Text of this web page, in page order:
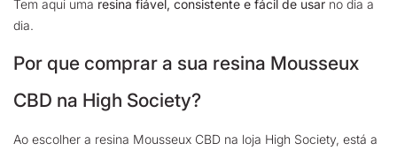
Tem aqui uma resina fiável, consistente e fácil de usar no dia a
dia.
Por que comprar a sua resina Mousseux
CBD na High Society?
Ao escolher a resina Mousseux CBD na loja High Society, está a